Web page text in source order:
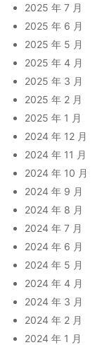
2025 年 7 月
2025 年 6 月
2025 年 5 月
2025 年 4 月
2025 年 3 月
2025 年 2 月
2025 年 1 月
2024 年 12 月
2024 年 11 月
2024 年 10 月
2024 年 9 月
2024 年 8 月
2024 年 7 月
2024 年 6 月
2024 年 5 月
2024 年 4 月
2024 年 3 月
2024 年 2 月
2024 年 1 月